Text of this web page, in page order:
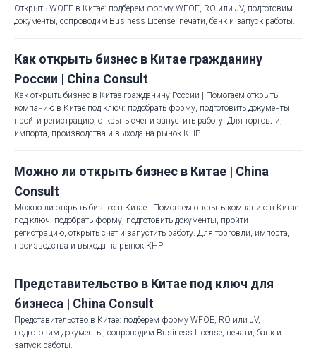
Открыть WOFE в Китае: подберем форму WFOE, RO или JV, подготовим
документы, сопроводим Business License, печати, банк и запуск работы.
Как открыть бизнес в Китае гражданину
России | China Consult
Как открыть бизнес в Китае гражданину России | Помогаем открыть
компанию в Китае под ключ: подобрать форму, подготовить документы,
пройти регистрацию, открыть счет и запустить работу. Для торговли,
импорта, производства и выхода на рынок КНР.
Можно ли открыть бизнес в Китае | China
Consult
Можно ли открыть бизнес в Китае | Помогаем открыть компанию в Китае
под ключ: подобрать форму, подготовить документы, пройти
регистрацию, открыть счет и запустить работу. Для торговли, импорта,
производства и выхода на рынок КНР.
Представительство в Китае под ключ для
бизнеса | China Consult
Представительство в Китае: подберем форму WFOE, RO или JV,
подготовим документы, сопроводим Business License, печати, банк и
запуск работы.